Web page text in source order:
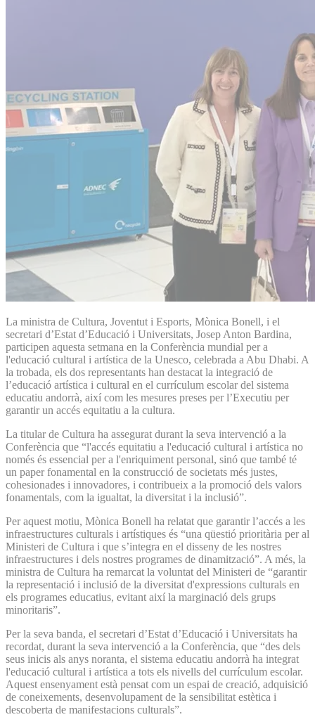
La ministra de Cultura, Joventut i Esports, Mònica Bonell, i el
secretari d’Estat d’Educació i Universitats, Josep Anton Bardina,
participen aquesta setmana en la Conferència mundial per a
l'educació cultural i artística de la Unesco, celebrada a Abu Dhabi. A
la trobada, els dos representants han destacat la integració de
l’educació artística i cultural en el currículum escolar del sistema
educatiu andorrà, així com les mesures preses per l’Executiu per
garantir un accés equitatiu a la cultura.
La titular de Cultura ha assegurat durant la seva intervenció a la
Conferència que “l'accés equitatiu a l'educació cultural i artística no
només és essencial per a l'enriquiment personal, sinó que també té
un paper fonamental en la construcció de societats més justes,
cohesionades i innovadores, i contribueix a la promoció dels valors
fonamentals, com la igualtat, la diversitat i la inclusió”.
Per aquest motiu, Mònica Bonell ha relatat que garantir l’accés a les
infraestructures culturals i artístiques és “una qüestió prioritària per al
Ministeri de Cultura i que s’integra en el disseny de les nostres
infraestructures i dels nostres programes de dinamització”. A més, la
ministra de Cultura ha remarcat la voluntat del Ministeri de “garantir
la representació i inclusió de la diversitat d'expressions culturals en
els programes educatius, evitant així la marginació dels grups
minoritaris”.
Per la seva banda, el secretari d’Estat d’Educació i Universitats ha
recordat, durant la seva intervenció a la Conferència, que “des dels
seus inicis als anys noranta, el sistema educatiu andorrà ha integrat
l'educació cultural i artística a tots els nivells del currículum escolar.
Aquest ensenyament està pensat com un espai de creació, adquisició
de coneixements, desenvolupament de la sensibilitat estètica i
descoberta de manifestacions culturals”.